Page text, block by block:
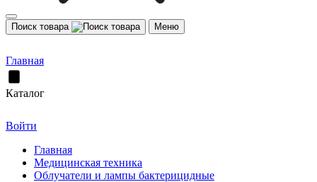
Поиск товара Меню
Главная
Каталог
Войти
Главная
Медицинская техника
Облучатели и лампы бактерицидные